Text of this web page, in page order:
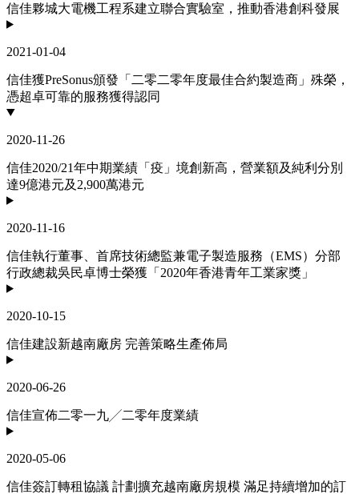
信佳夥城大電機工程系建立聯合實驗室，推動香港創科發展
2021-01-04
信佳獲PreSonus頒發「二零二零年度最佳合約製造商」殊榮，
憑超卓可靠的服務獲得認同
2020-11-26
信佳2020/21年中期業績「疫」境創新高，營業額及純利分別
達9億港元及2,900萬港元
2020-11-16
信佳執行董事、首席技術總監兼電子製造服務（EMS）分部
行政總裁吳民卓博士榮獲「2020年香港青年工業家獎」
2020-10-15
信佳建設新越南廠房 完善策略生產佈局
2020-06-26
信佳宣佈二零一九╱二零年度業績
2020-05-06
信佳簽訂轉租協議 計劃擴充越南廠房規模 滿足持續增加的訂